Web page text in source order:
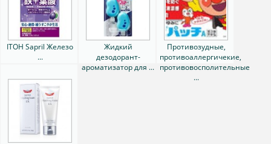
ITOH Sapril Железо
...
Жидкий
дезодорант-
ароматизатор для ...
Противозудные,
противоаллергичекие,
противовосполительные
...